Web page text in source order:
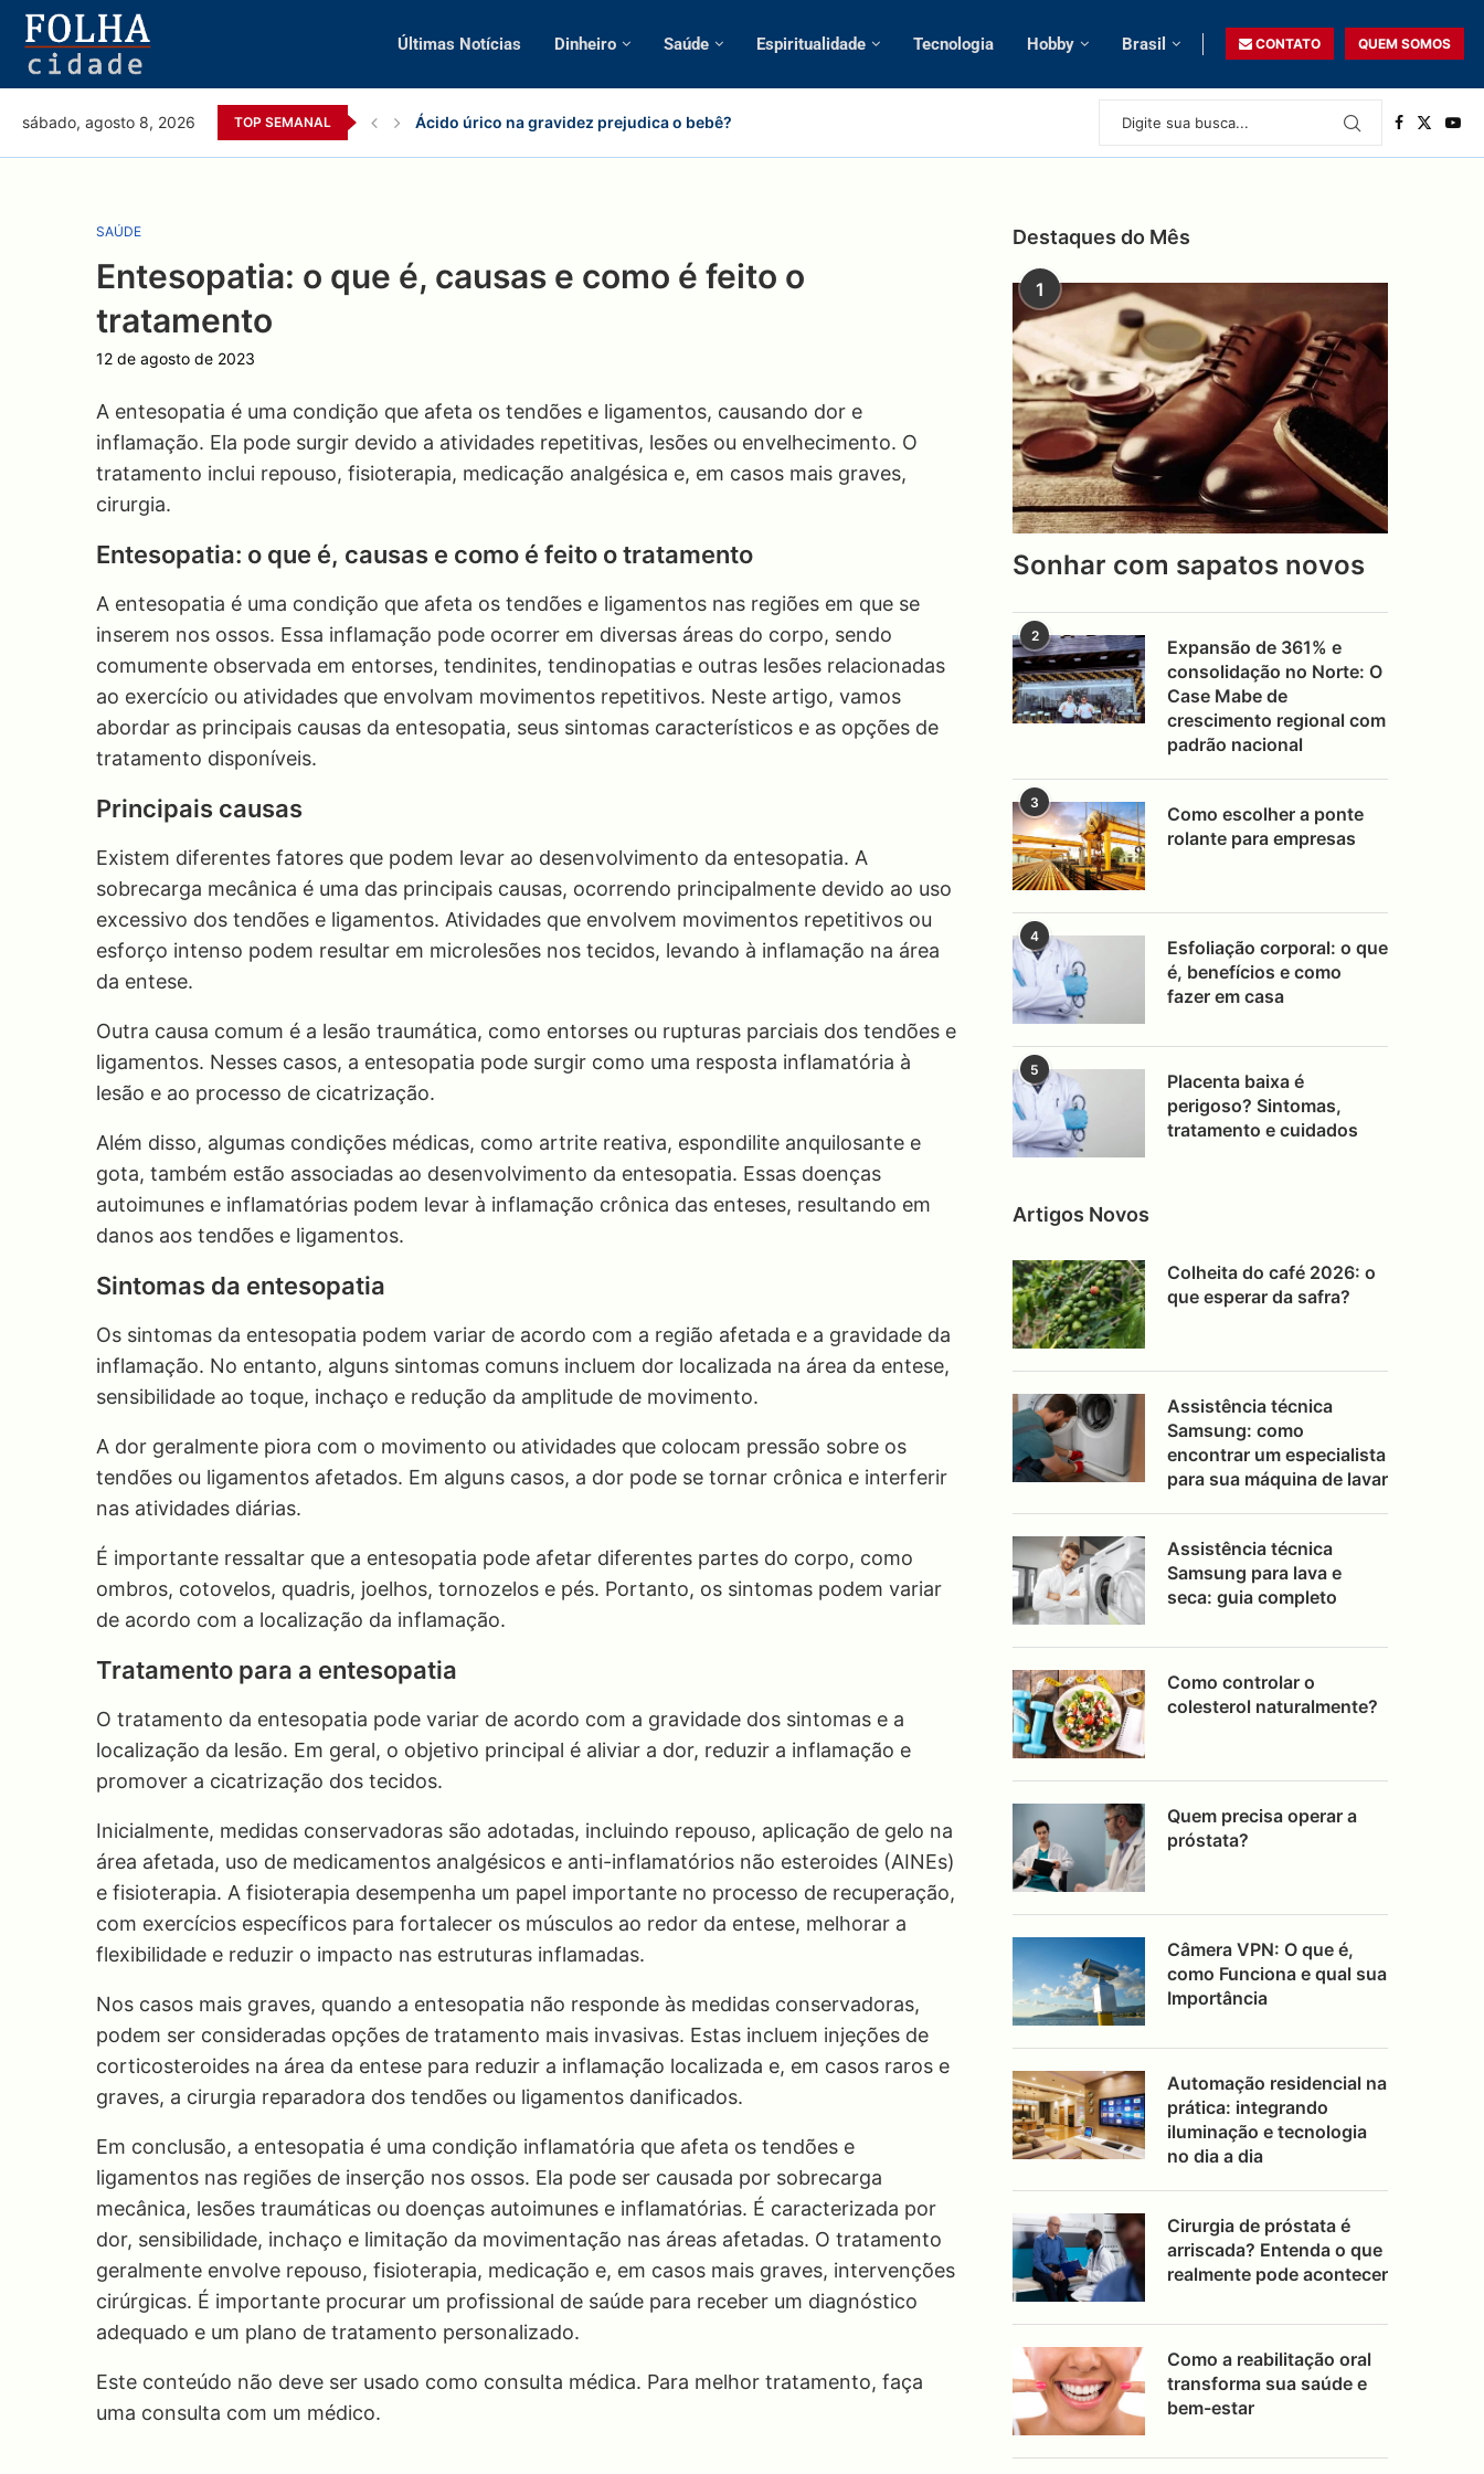
Últimas Notícias Dinheiro Saúde Espiritualidade Tecnologia Hobby Brasil CONTATO QUEM SOMOS
sábado, agosto 8, 2026 TOP SEMANAL Ácido úrico na gravidez prejudica o bebê?
SAÚDE
Entesopatia: o que é, causas e como é feito o
tratamento
12 de agosto de 2023
A entesopatia é uma condição que afeta os tendões e ligamentos, causando dor e
inflamação. Ela pode surgir devido a atividades repetitivas, lesões ou envelhecimento. O
tratamento inclui repouso, fisioterapia, medicação analgésica e, em casos mais graves,
cirurgia.
Entesopatia: o que é, causas e como é feito o tratamento
A entesopatia é uma condição que afeta os tendões e ligamentos nas regiões em que se
inserem nos ossos. Essa inflamação pode ocorrer em diversas áreas do corpo, sendo
comumente observada em entorses, tendinites, tendinopatias e outras lesões relacionadas
ao exercício ou atividades que envolvam movimentos repetitivos. Neste artigo, vamos
abordar as principais causas da entesopatia, seus sintomas característicos e as opções de
tratamento disponíveis.
Principais causas
Existem diferentes fatores que podem levar ao desenvolvimento da entesopatia. A
sobrecarga mecânica é uma das principais causas, ocorrendo principalmente devido ao uso
excessivo dos tendões e ligamentos. Atividades que envolvem movimentos repetitivos ou
esforço intenso podem resultar em microlesões nos tecidos, levando à inflamação na área
da entese.
Outra causa comum é a lesão traumática, como entorses ou rupturas parciais dos tendões e
ligamentos. Nesses casos, a entesopatia pode surgir como uma resposta inflamatória à
lesão e ao processo de cicatrização.
Além disso, algumas condições médicas, como artrite reativa, espondilite anquilosante e
gota, também estão associadas ao desenvolvimento da entesopatia. Essas doenças
autoimunes e inflamatórias podem levar à inflamação crônica das enteses, resultando em
danos aos tendões e ligamentos.
Sintomas da entesopatia
Os sintomas da entesopatia podem variar de acordo com a região afetada e a gravidade da
inflamação. No entanto, alguns sintomas comuns incluem dor localizada na área da entese,
sensibilidade ao toque, inchaço e redução da amplitude de movimento.
A dor geralmente piora com o movimento ou atividades que colocam pressão sobre os
tendões ou ligamentos afetados. Em alguns casos, a dor pode se tornar crônica e interferir
nas atividades diárias.
É importante ressaltar que a entesopatia pode afetar diferentes partes do corpo, como
ombros, cotovelos, quadris, joelhos, tornozelos e pés. Portanto, os sintomas podem variar
de acordo com a localização da inflamação.
Tratamento para a entesopatia
O tratamento da entesopatia pode variar de acordo com a gravidade dos sintomas e a
localização da lesão. Em geral, o objetivo principal é aliviar a dor, reduzir a inflamação e
promover a cicatrização dos tecidos.
Inicialmente, medidas conservadoras são adotadas, incluindo repouso, aplicação de gelo na
área afetada, uso de medicamentos analgésicos e anti-inflamatórios não esteroides (AINEs)
e fisioterapia. A fisioterapia desempenha um papel importante no processo de recuperação,
com exercícios específicos para fortalecer os músculos ao redor da entese, melhorar a
flexibilidade e reduzir o impacto nas estruturas inflamadas.
Nos casos mais graves, quando a entesopatia não responde às medidas conservadoras,
podem ser consideradas opções de tratamento mais invasivas. Estas incluem injeções de
corticosteroides na área da entese para reduzir a inflamação localizada e, em casos raros e
graves, a cirurgia reparadora dos tendões ou ligamentos danificados.
Em conclusão, a entesopatia é uma condição inflamatória que afeta os tendões e
ligamentos nas regiões de inserção nos ossos. Ela pode ser causada por sobrecarga
mecânica, lesões traumáticas ou doenças autoimunes e inflamatórias. É caracterizada por
dor, sensibilidade, inchaço e limitação da movimentação nas áreas afetadas. O tratamento
geralmente envolve repouso, fisioterapia, medicação e, em casos mais graves, intervenções
cirúrgicas. É importante procurar um profissional de saúde para receber um diagnóstico
adequado e um plano de tratamento personalizado.
Este conteúdo não deve ser usado como consulta médica. Para melhor tratamento, faça
uma consulta com um médico.
Destaques do Mês
1
Sonhar com sapatos novos
2
Expansão de 361% e
consolidação no Norte: O
Case Mabe de
crescimento regional com
padrão nacional
3
Como escolher a ponte
rolante para empresas
4
Esfoliação corporal: o que
é, benefícios e como
fazer em casa
5
Placenta baixa é
perigoso? Sintomas,
tratamento e cuidados
Artigos Novos
Colheita do café 2026: o
que esperar da safra?
Assistência técnica
Samsung: como
encontrar um especialista
para sua máquina de lavar
Assistência técnica
Samsung para lava e
seca: guia completo
Como controlar o
colesterol naturalmente?
Quem precisa operar a
próstata?
Câmera VPN: O que é,
como Funciona e qual sua
Importância
Automação residencial na
prática: integrando
iluminação e tecnologia
no dia a dia
Cirurgia de próstata é
arriscada? Entenda o que
realmente pode acontecer
Como a reabilitação oral
transforma sua saúde e
bem-estar